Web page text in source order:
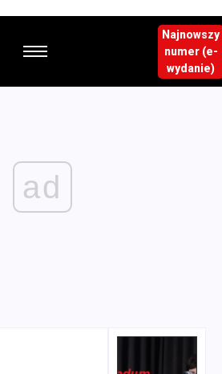
Najnowszy
numer (e-
wydanie)
ad